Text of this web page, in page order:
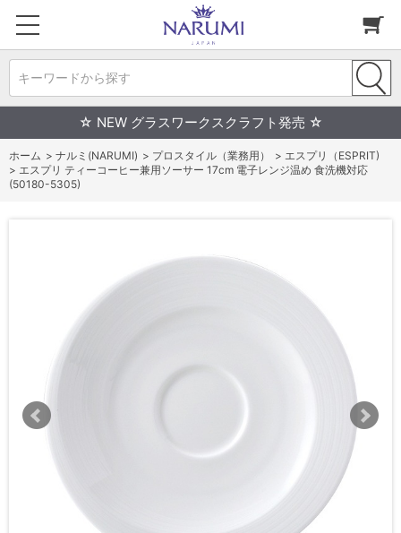
キーワードから探す
☆ NEW グラスワークスクラフト発売 ☆
ホーム > ナルミ(NARUMI) > プロスタイル（業務用） > エスプリ（ESPRIT)
> エスプリ ティーコーヒー兼用ソーサー 17cm 電子レンジ温め 食洗機対応
(50180-5305)